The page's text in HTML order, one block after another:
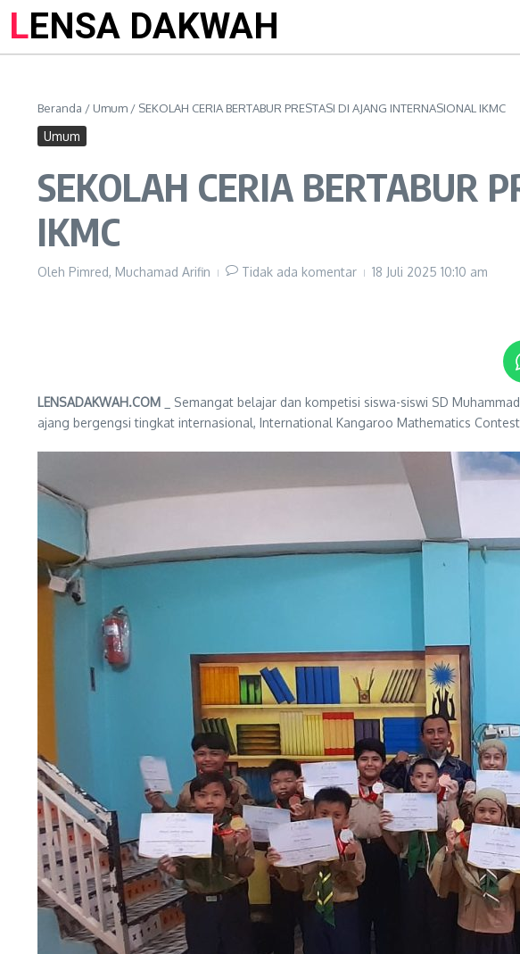
LENSA DAKWAH
Beranda / Umum / SEKOLAH CERIA BERTABUR PRESTASI DI AJANG INTERNASIONAL IKMC
Umum
SEKOLAH CERIA BERTABUR
IKMC
Oleh Pimred, Muchamad Arifin Tidak ada komentar 18 Juli 2025 10:10 am
LENSADAKWAH.COM _ Semangat belajar dan kompetisi siswa-siswi SD
ajang bergengsi tingkat internasional, International Kangaroo Mathematics